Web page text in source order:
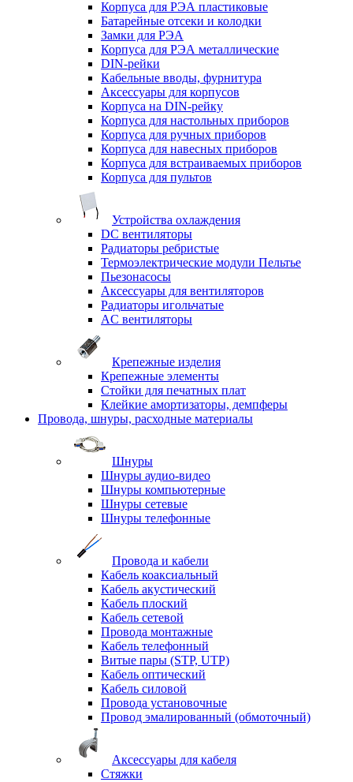
Корпуса для РЭА пластиковые
Батарейные отсеки и колодки
Замки для РЭА
Корпуса для РЭА металлические
DIN-рейки
Кабельные вводы, фурнитура
Аксессуары для корпусов
Корпуса на DIN-рейку
Корпуса для настольных приборов
Корпуса для ручных приборов
Корпуса для навесных приборов
Корпуса для встраиваемых приборов
Корпуса для пультов
Устройства охлаждения
DC вентиляторы
Радиаторы ребристые
Термоэлектрические модули Пельтье
Пьезонасосы
Аксессуары для вентиляторов
Радиаторы игольчатые
AC вентиляторы
Крепежные изделия
Крепежные элементы
Стойки для печатных плат
Клейкие амортизаторы, демпферы
Провода, шнуры, расходные материалы
Шнуры
Шнуры аудио-видео
Шнуры компьютерные
Шнуры сетевые
Шнуры телефонные
Провода и кабели
Кабель коаксиальный
Кабель акустический
Кабель плоский
Кабель сетевой
Провода монтажные
Кабель телефонный
Витые пары (STP, UTP)
Кабель оптический
Кабель силовой
Провода установочные
Провод эмалированный (обмоточный)
Аксессуары для кабеля
Стяжки